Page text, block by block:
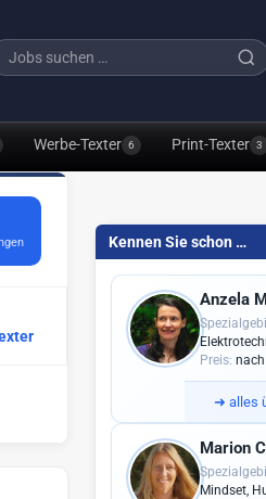
Werbe-Texter 6 Print-Texter 3
Kennen Sie schon …
Anzela
Preis:
➜ alles
Marion
Mindset,